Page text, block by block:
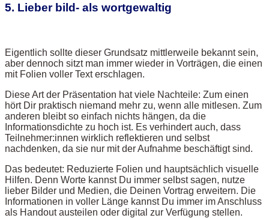
5. Lieber bild- als wortgewaltig
Eigentlich sollte dieser Grundsatz mittlerweile bekannt sein,
aber dennoch sitzt man immer wieder in Vorträgen, die einen
mit Folien voller Text erschlagen.
Diese Art der Präsentation hat viele Nachteile: Zum einen
hört Dir praktisch niemand mehr zu, wenn alle mitlesen. Zum
anderen bleibt so einfach nichts hängen, da die
Informationsdichte zu hoch ist. Es verhindert auch, dass
Teilnehmer:innen wirklich reflektieren und selbst
nachdenken, da sie nur mit der Aufnahme beschäftigt sind.
Das bedeutet: Reduzierte Folien und hauptsächlich visuelle
Hilfen. Denn Worte kannst Du immer selbst sagen, nutze
lieber Bilder und Medien, die Deinen Vortrag erweitern. Die
Informationen in voller Länge kannst Du immer im Anschluss
als Handout austeilen oder digital zur Verfügung stellen.